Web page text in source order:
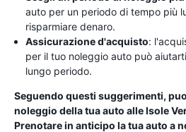
auto per un periodo di tempo più
risparmiare denaro.
Assicurazione d'acquisto:
per il tuo noleggio auto può
lungo periodo.
Seguendo questi suggerimenti,
noleggio della tua auto alle Isole
Prenotare in anticipo la tua auto a